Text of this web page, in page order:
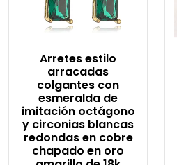
Arretes estilo
arracadas
colgantes con
esmeralda de
imitación octágono
y circonias blancas
redondas en cobre
chapado en oro